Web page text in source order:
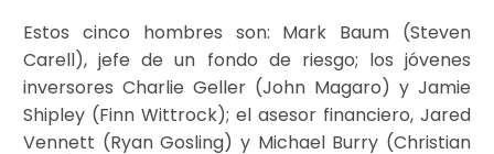
Estos cinco hombres son: Mark Baum (Steven
Carell), jefe de un fondo de riesgo; los jóvenes
inversores Charlie Geller (John Magaro) y Jamie
Shipley (Finn Wittrock); el asesor financiero, Jared
Vennett (Ryan Gosling) y Michael Burry (Christian